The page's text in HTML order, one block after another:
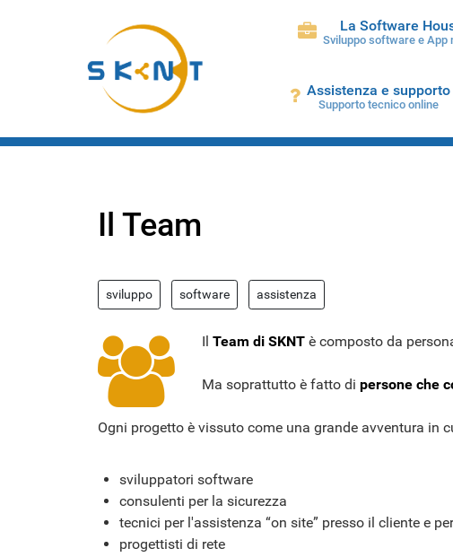
La Software
Sviluppo software e App
Assistenza e supporto
Supporto tecnico online
Il Team
sviluppo software assistenza
Il Team di SKNT è composto da
Ma soprattutto è fatto di persone che
Ogni progetto è vissuto come una grande avventura in
sviluppatori software
consulenti per la sicurezza
tecnici per l'assistenza “on site” presso il cliente e
progettisti di rete